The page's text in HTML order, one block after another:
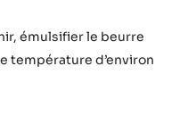
émulsifier le beurre
température d’environ